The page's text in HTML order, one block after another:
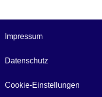
Impressum
Datenschutz
Cookie-Einstellungen